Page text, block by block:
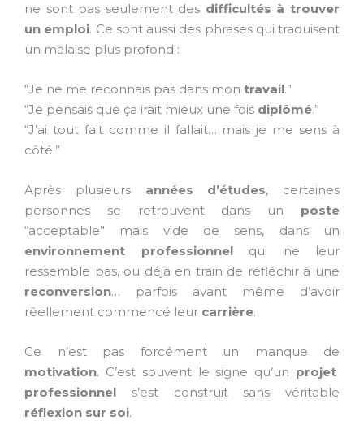
ne sont pas seulement des difficultés à trouver
un emploi. Ce sont aussi des phrases qui traduisent
un malaise plus profond :
“Je ne me reconnais pas dans mon travail.”
“Je pensais que ça irait mieux une fois diplômé.”
“J’ai tout fait comme il fallait… mais je me sens à
côté.”
Après plusieurs années d’études, certaines
personnes se retrouvent dans un poste
“acceptable” mais vide de sens, dans un
environnement professionnelqui ne leur
ressemble pas, ou déjà en train de réfléchir à une
reconversion… parfois avant même d’avoir
réellement commencé leur carrière.
Ce n’est pas forcément un manque de
motivation. C’est souvent le signe qu’un projet
professionnel s’est construit sans véritable
réflexion sur soi.